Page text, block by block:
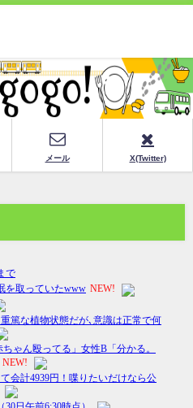
メール X(Twitter)